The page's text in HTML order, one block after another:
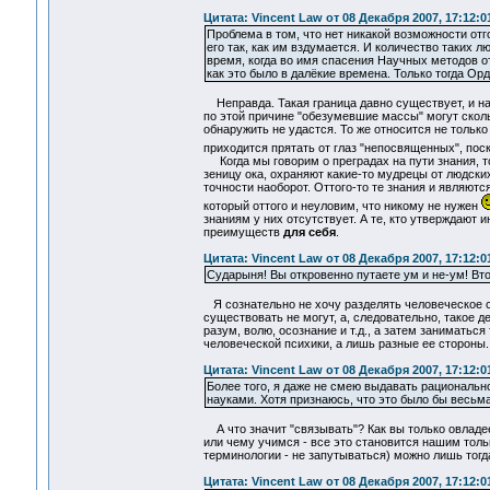
Цитата: Vincent Law от 08 Декабря 2007,
Проблема в том, что нет никакой возможности
его так, как им вздумается. И количество таких
время, когда во имя спасения Научных методов
как это было в далёкие времена. Только тогда
Неправда. Такая граница давно существует, и
по этой причине "обезумевшие массы" могут
обнаружить не удастся. То же относится не
приходится прятать от глаз "непосвященных",
Когда мы говорим о преградах на пути знания,
зеницу ока, охраняют какие-то мудрецы от
точности наоборот. Оттого-то те знания и
который оттого и неуловим, что никому не нужен
знаниям у них отсутствует. А те, кто утверждают
преимуществ для себя.
Цитата: Vincent Law от 08 Декабря 2007,
Сударыня! Вы откровенно путаете ум и не-ум!
Я сознательно не хочу разделять человеческое
существовать не могут, а, следовательно, такое
разум, волю, осознание и т.д., а затем
человеческой психики, а лишь разные ее
Цитата: Vincent Law от 08 Декабря 2007,
Более того, я даже не смею выдавать
науками. Хотя признаюсь, что это было бы
А что значит "связывать"? Как вы только
или чему учимся - все это становится нашим
терминологии - не запутываться) можно лишь
Цитата: Vincent Law от 08 Декабря 2007,